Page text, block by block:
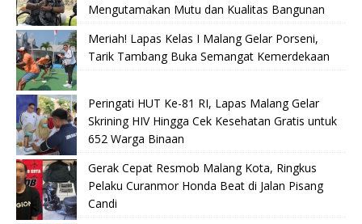
Mengutamakan Mutu dan Kualitas Bangunan
Meriah! Lapas Kelas I Malang Gelar Porseni,
Tarik Tambang Buka Semangat Kemerdekaan
Peringati HUT Ke-81 RI, Lapas Malang Gelar
Skrining HIV Hingga Cek Kesehatan Gratis untuk
652 Warga Binaan
Gerak Cepat Resmob Malang Kota, Ringkus
Pelaku Curanmor Honda Beat di Jalan Pisang
Candi